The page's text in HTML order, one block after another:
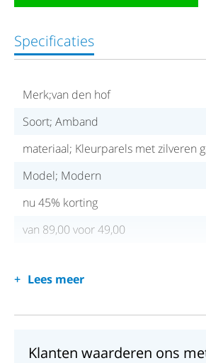
Specificaties
Merk;van den hof
Soort; Amband
materiaal; Kleurparels met zilveren
Model; Modern
nu 45% korting
van 89,00 voor 49,00
Lees meer
Klanten waarderen ons